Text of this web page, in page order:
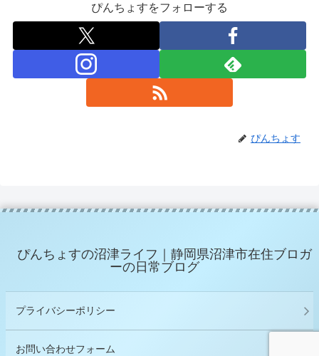
ぴんちょすをフォローする
ぴんちょす
ぴんちょすの沼津ライフ｜静岡県沼津市在住ブロガ
ーの日常ブログ
プライバシーポリシー
お問い合わせフォーム